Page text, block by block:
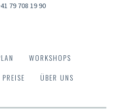
79 708 19 90
WORKSHOPS
ÜBER UNS